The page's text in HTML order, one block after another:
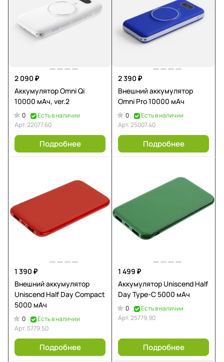
2 090 ₽
Аккумулятор Omni Qi
10000 мАч, ver.2
0
Есть в наличии
Арт.22077.60
Подробнее
2 390 ₽
Внешний аккумулятор
Omni Pro 10000 мАч
0
Есть в наличии
Арт.25007.40
Подробнее
1 390 ₽
Внешний аккумулятор
Uniscend Half Day Compact
5000 мAч
0
Есть в наличии
Арт. 5779.50
Подробнее
1 499 ₽
Аккумулятор Uniscend Half
Day Type-C 5000 мAч
0
Есть в наличии
Арт.25779.90
Подробнее